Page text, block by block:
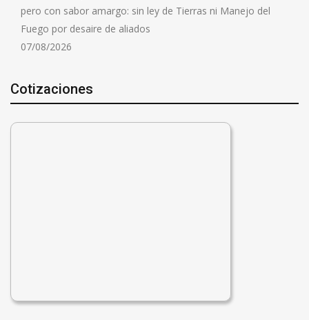
pero con sabor amargo: sin ley de Tierras ni Manejo del
Fuego por desaire de aliados
07/08/2026
Cotizaciones